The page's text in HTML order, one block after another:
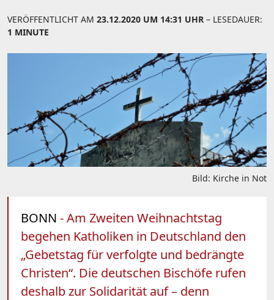
VERÖFFENTLICHT AM 23.12.2020 UM 14:31 UHR – LESEDAUER:
1 MINUTE
Bild: Kirche in Not
BONN - Am Zweiten Weihnachtstag
begehen Katholiken in Deutschland den
„Gebetstag für verfolgte und bedrängte
Christen“. Die deutschen Bischöfe rufen
deshalb zur Solidarität auf – denn